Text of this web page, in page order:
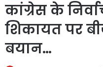
कांग्रेस के
शिकायत पर
बयान…